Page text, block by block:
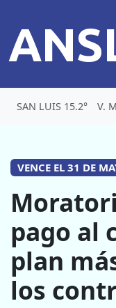
SAN LUIS 15.2° V.
VENCE EL 31 DE
pago al
plan
los